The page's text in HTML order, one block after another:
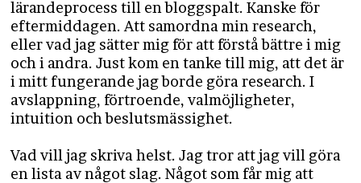
lärandeprocess till en bloggspalt. Kanske för
eftermiddagen. Att samordna min research,
eller vad jag sätter mig för att förstå bättre i mig
och i andra. Just kom en tanke till mig, att det är
i mitt fungerande jag borde göra research. I
avslappning, förtroende, valmöjligheter,
intuition och beslutsmässighet.
Vad vill jag skriva helst. Jag tror att jag vill göra
en lista av något slag. Något som får mig att